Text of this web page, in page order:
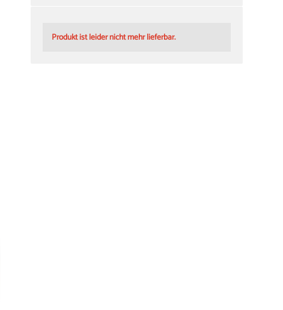
Produkt ist leider nicht mehr lieferbar.